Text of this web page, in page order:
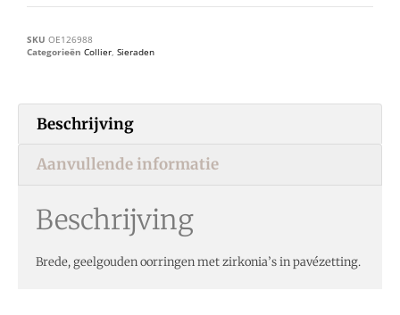
SKU OE126988
Categorieën Collier, Sieraden
Beschrijving
Aanvullende informatie
Beschrijving
Brede, geelgouden oorringen met zirkonia’s in pavézetting.